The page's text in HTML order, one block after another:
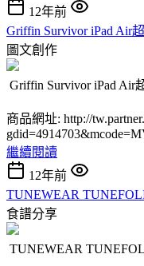
12年前
Griffin Survivor iPad Air
圖文創作
Griffin Survivor iPad Air
商品網址: http://
繼續閱讀
12年前
TUNEWEAR
食譜分享
TUNEWEAR